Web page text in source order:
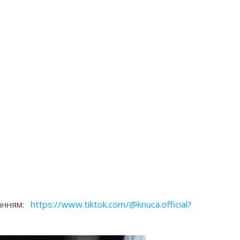
https://www.tiktok.com/@knuca.official?